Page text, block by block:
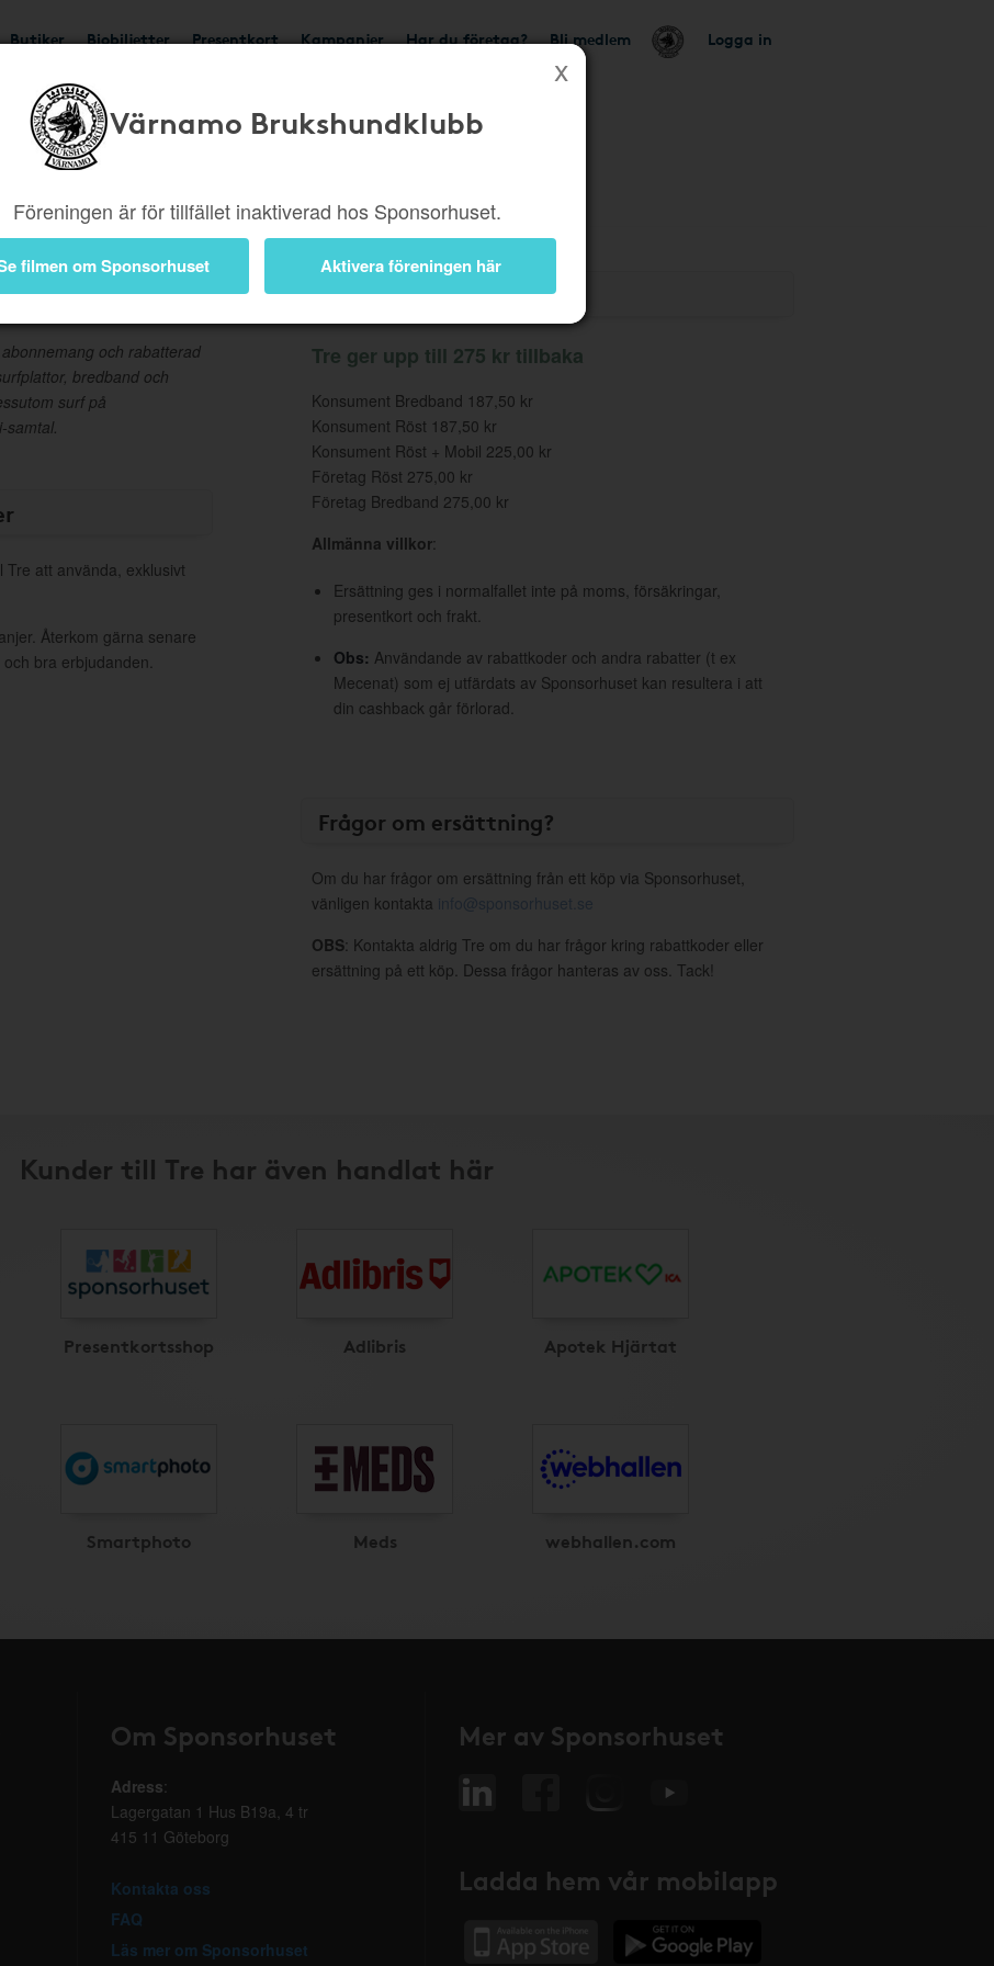
Butiker Biobiljetter Presentkort Kampanjer Har du företag? Bli medlem Logga in
Värnamo Brukshundklubb
Föreningen är för tillfället inaktiverad hos Sponsorhuset.
filmen om Sponsorhuset Aktivera föreningen här
och rabatterad
bredband och
surf på
samtal.
att använda, exklusivt
Återkom gärna senare
bra erbjudanden.
Information
Tre ger upp till 275 kr tillbaka
Konsument Bredband 187,50 kr
Konsument Röst 187,50 kr
Konsument Röst + Mobil 225,00 kr
Företag Röst 275,00 kr
Företag Bredband 275,00 kr
Allmänna villkor:
Ersättning ges i normalfallet inte på moms, försäkringar,
presentkort och frakt.
Obs: Användande av rabattkoder och andra rabatter (t ex
Mecenat) som ej utfärdats av Sponsorhuset kan resultera i att
din cashback går förlorad.
Frågor om ersättning?
Om du har frågor om ersättning från ett köp via Sponsorhuset,
vänligen kontakta info@sponsorhuset.se
OBS: Kontakta aldrig Tre om du har frågor kring rabattkoder eller
ersättning på ett köp. Dessa frågor hanteras av oss. Tack!
Kunder till Tre har även handlat här
Presentkortsshop Adlibris Apotek Hjärtat
Smartphoto Meds webhallen.com
Om Sponsorhuset
Adress:
Lagergatan 1 Hus B19a, 4 tr
415 11 Göteborg
Kontakta oss
FAQ
Läs mer om Sponsorhuset
Mer av Sponsorhuset
Ladda hem vår mobilapp